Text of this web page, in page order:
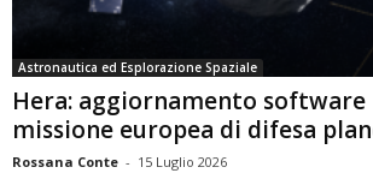
Astronautica ed Esplorazione Spaziale
Hera: aggiornamento software
missione europea di difesa
Rossana Conte - 15 Luglio 2026